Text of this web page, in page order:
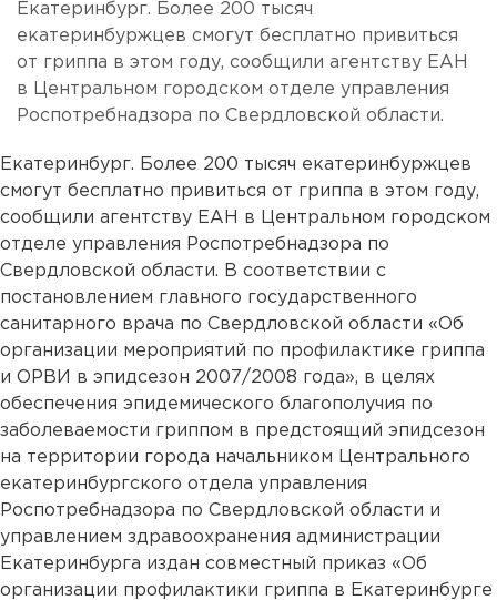
Екатеринбург. Более 200 тысяч
екатеринбуржцев смогут бесплатно привиться
от гриппа в этом году, сообщили агентству ЕАН
в Центральном городском отделе управления
Роспотребнадзора по Свердловской области.
Екатеринбург. Более 200 тысяч екатеринбуржцев
смогут бесплатно привиться от гриппа в этом году,
сообщили агентству ЕАН в Центральном городском
отделе управления Роспотребнадзора по
Свердловской области. В соответствии с
постановлением главного государственного
санитарного врача по Свердловской области «Об
организации мероприятий по профилактике гриппа
и ОРВИ в эпидсезон 2007/2008 года», в целях
обеспечения эпидемического благополучия по
заболеваемости гриппом в предстоящий эпидсезон
на территории города начальником Центрального
екатеринбургского отдела управления
Роспотребнадзора по Свердловской области и
управлением здравоохранения администрации
Екатеринбурга издан совместный приказ «Об
организации профилактики гриппа в Екатеринбурге